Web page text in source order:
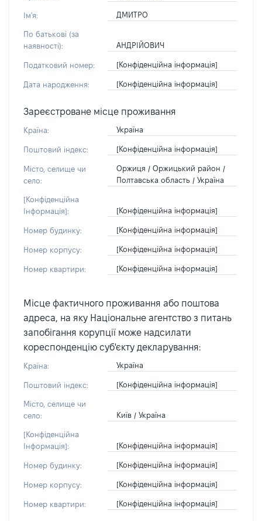
Ім'я: ДМИТРО
По батькові (за
наявності):
АНДРІЙОВИЧ
Податковий номер: [Конфіденційна інформація]
Дата народження: [Конфіденційна інформація]
Зареєстроване місце проживання
Країна: Україна
Поштовий індекс: [Конфіденційна інформація]
Місто, селище чи
село:
Оржиця / Оржицький район /
Полтавська область / Україна
[Конфіденційна
Інформація]:
[Конфіденційна інформація]
Номер будинку: [Конфіденційна інформація]
Номер корпусу: [Конфіденційна інформація]
Номер квартири: [Конфіденційна інформація]
Місце фактичного проживання або поштова
адреса, на яку Національне агентство з питань
запобігання корупції може надсилати
кореспонденцію суб'єкту декларування:
Країна: Україна
Поштовий індекс: [Конфіденційна інформація]
Місто, селище чи
село:
Київ / Україна
[Конфіденційна
Інформація]:
[Конфіденційна інформація]
Номер будинку: [Конфіденційна інформація]
Номер корпусу: [Конфіденційна інформація]
Номер квартири: [Конфіденційна інформація]